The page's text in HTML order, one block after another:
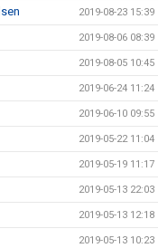
2019-08-23 15:39
2019-08-06 08:39
2019-08-05 10:45
2019-06-24 11:24
2019-06-10 09:55
2019-05-22 11:04
2019-05-19 11:17
2019-05-13 22:03
2019-05-13 12:18
2019-05-13 10:23